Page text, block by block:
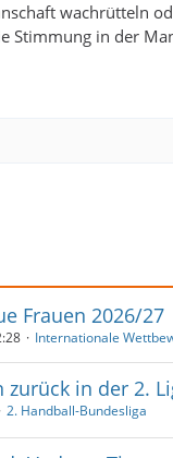
wachrütteln
Stimmung in der
Frauen 2026/27
Internationale
zurück in der 2.
2. Handball-Bundesliga